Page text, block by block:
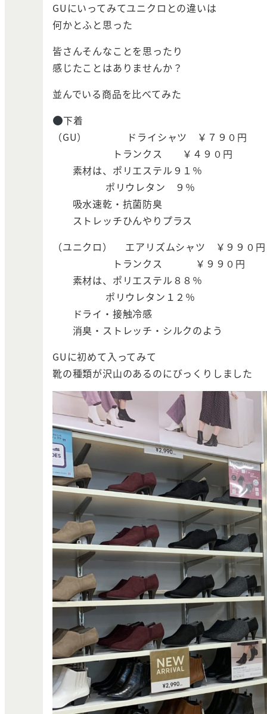
GUにいってみてユニクロとの違いは
何かとふと思った
皆さんそんなことを思ったり
感じたことはありませんか？
並んでいる商品を比べてみた
下着
（GU） ドライシャツ ￥７９０円
トランクス ￥４９０円
素材は、ポリエステル９１％
ポリウレタン ９％
吸水速乾・抗菌防臭
ストレッチひんやりプラス
（ユニクロ） エアリズムシャツ ￥９９０円
トランクス ￥９９０円
素材は、ポリエステル８８％
ポリウレタン１２％
ドライ・接触冷感
消臭・ストレッチ・シルクのよう
GUに初めて入ってみて
靴の種類が沢山のあるのにびっくりしました